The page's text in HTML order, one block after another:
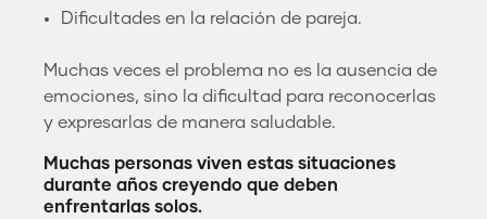
Dificultades en la relación de pareja.
Muchas veces el problema no es la ausencia de
emociones, sino la dificultad para reconocerlas
y expresarlas de manera saludable.
Muchas personas viven estas situaciones
durante años creyendo que deben
enfrentarlas solos.